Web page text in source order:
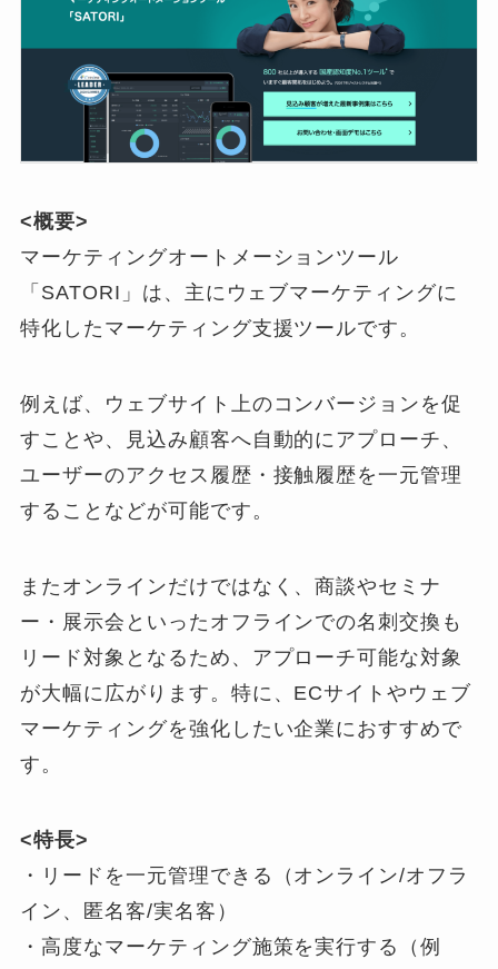
<概要>
マーケティングオートメーションツール
「SATORI」は、主にウェブマーケティングに
特化したマーケティング支援ツールです。
例えば、ウェブサイト上のコンバージョンを促
すことや、見込み顧客へ自動的にアプローチ、
ユーザーのアクセス履歴・接触履歴を一元管理
することなどが可能です。
またオンラインだけではなく、商談やセミナ
ー・展示会といったオフラインでの名刺交換も
リード対象となるため、アプローチ可能な対象
が大幅に広がります。特に、ECサイトやウェブ
マーケティングを強化したい企業におすすめで
す。
<特長>
・リードを一元管理できる（オンライン/オフラ
イン、匿名客/実名客）
・高度なマーケティング施策を実行する（例